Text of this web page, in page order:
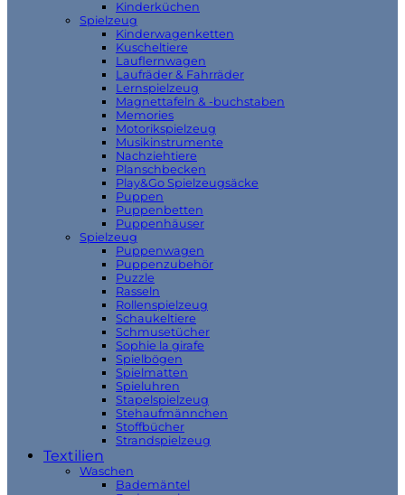
Kinderküchen
Spielzeug
Kinderwagenketten
Kuscheltiere
Lauflernwagen
Laufräder & Fahrräder
Lernspielzeug
Magnettafeln & -buchstaben
Memories
Motorikspielzeug
Musikinstrumente
Nachziehtiere
Planschbecken
Play&Go Spielzeugsäcke
Puppen
Puppenbetten
Puppenhäuser
Spielzeug
Puppenwagen
Puppenzubehör
Puzzle
Rasseln
Rollenspielzeug
Schaukeltiere
Schmusetücher
Sophie la girafe
Spielbögen
Spielmatten
Spieluhren
Stapelspielzeug
Stehaufmännchen
Stoffbücher
Strandspielzeug
Textilien
Waschen
Bademäntel